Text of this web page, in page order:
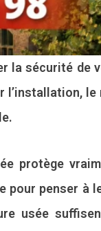
la sécurité de
l’installation,
protège
pour penser à
usée